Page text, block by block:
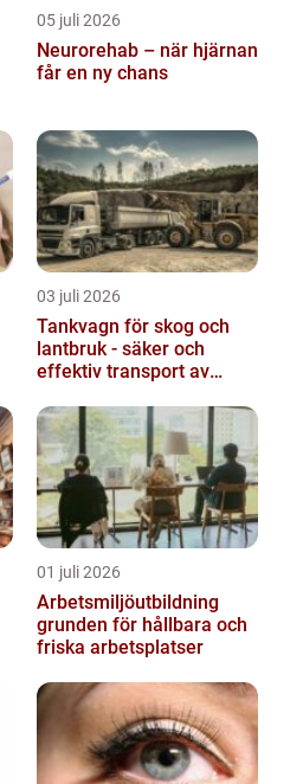
05 juli 2026
Neurorehab – när hjärnan
får en ny chans
03 juli 2026
Tankvagn för skog och
lantbruk - säker och
effektiv transport av
01 juli 2026
Arbetsmiljöutbildning
grunden för hållbara och
friska arbetsplatser